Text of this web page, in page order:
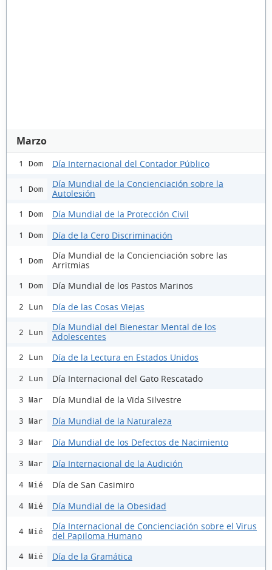
Marzo
1 Dom Día Internacional del Contador Público
1 Dom
Día Mundial de la Concienciación sobre la
Autolesión
1 Dom Día Mundial de la Protección Civil
1 Dom Día de la Cero Discriminación
1 Dom
Día Mundial de la Concienciación sobre las
Arritmias
1 Dom Día Mundial de los Pastos Marinos
2 Lun Día de las Cosas Viejas
2 Lun
Día Mundial del Bienestar Mental de los
Adolescentes
2 Lun Día de la Lectura en Estados Unidos
2 Lun Día Internacional del Gato Rescatado
3 Mar Día Mundial de la Vida Silvestre
3 Mar Día Mundial de la Naturaleza
3 Mar Día Mundial de los Defectos de Nacimiento
3 Mar Día Internacional de la Audición
4 Mié Día de San Casimiro
4 Mié Día Mundial de la Obesidad
4 Mié
Día Internacional de Concienciación sobre el Virus
del Papiloma Humano
4 Mié Día de la Gramática